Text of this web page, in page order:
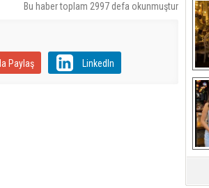
Bu haber toplam 2997 defa okunmuştur
Paylaş LinkedIn